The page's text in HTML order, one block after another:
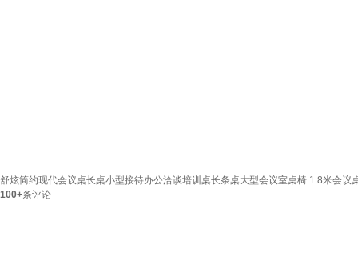
舒炫简约现代会议桌长桌小型接待办公洽谈培训桌长条桌大型会议室桌椅 1.8米会议
100+条评论